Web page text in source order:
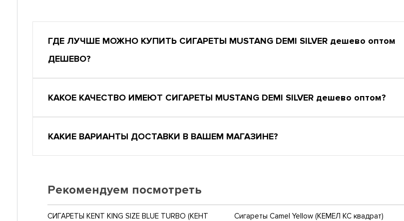
ГДЕ ЛУЧШЕ МОЖНО КУПИТЬ СИГАРЕТЫ MUSTANG DEMI SILVER дешево оптом
ДЕШЕВО?
КАКОЕ КАЧЕСТВО ИМЕЮТ СИГАРЕТЫ MUSTANG DEMI SILVER дешево оптом?
КАКИЕ ВАРИАНТЫ ДОСТАВКИ В ВАШЕМ МАГАЗИНЕ?
Рекомендуем посмотреть
СИГАРЕТЫ KENT KING SIZE BLUE TURBO (КЕНТ
Сигареты Camel Yellow (КЕМЕЛ КС квадрат)